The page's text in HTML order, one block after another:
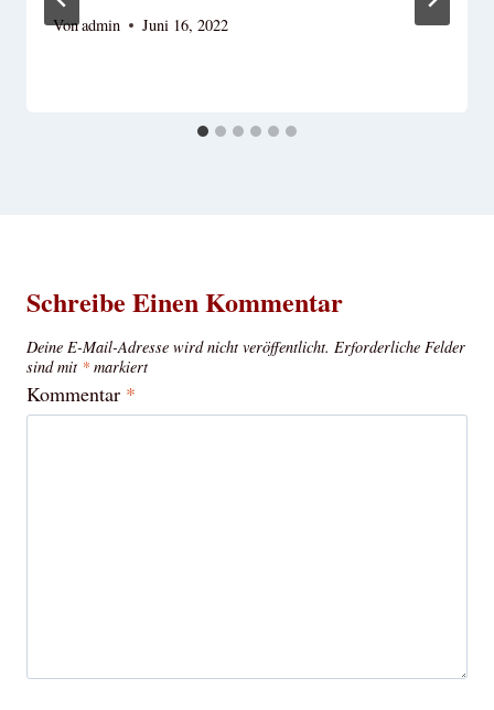
Vonadmin Juni 16, 2022
Schreibe Einen Kommentar
Deine E-Mail-Adresse wird nicht veröffentlicht. Erforderliche Felder
sind mit * markiert
Kommentar *